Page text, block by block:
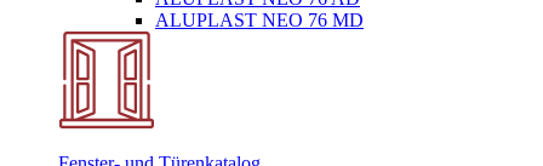
ALUPLAST NEO 76 MD